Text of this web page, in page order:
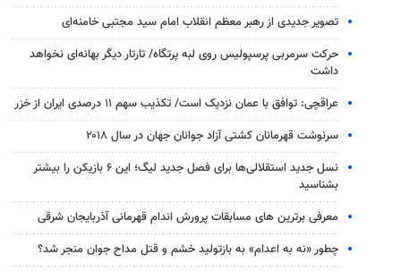
تصویر جدیدی از رهبر معظم انقلاب امام سید مجتبی خامنه‌ای
حرکت سرمربی پرسپولیس روی لبه پرتگاه/ تارتار دیگر بهانه‌ای نخواهد
داشت
عراقچی: توافق با عمان نزدیک است/ تکذیب سهم ۱۱ درصدی ایران از خزر
سرنوشت قهرمانان کشتی آزاد جوانان جهان در سال ۲۰۱۸
نسل جدید استقلالی‌ها برای فصل جدید لیگ؛ این ۶ بازیکن را بیشتر
بشناسید
معرفی برترین های مسابقات پرورش اندام قهرمانی آذربایجان شرقی
چطور «نه به اعدام» به بازتولید خشم و قتل مداح جوان منجر شد؟